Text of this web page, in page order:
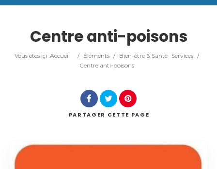
Catégorie
Centre anti-poisons
Vous êtes içi :Accueil / Éléments / Bien-être & Santé Services /
Centre anti-poisons
PARTAGER CETTE PAGE